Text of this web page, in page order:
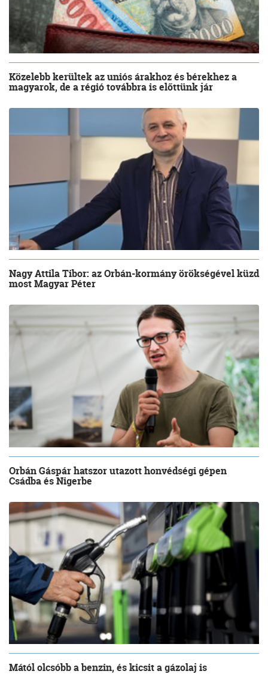
Közelebb kerültek az uniós árakhoz és bérekhez a
magyarok, de a régió továbbra is előttünk jár
Nagy Attila Tibor: az Orbán-kormány örökségével küzd
most Magyar Péter
Orbán Gáspár hatszor utazott honvédségi gépen
Csádba és Nigerbe
Mától olcsóbb a benzin, és kicsit a gázolaj is